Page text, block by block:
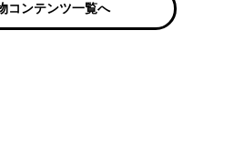
コンテンツ一覧へ